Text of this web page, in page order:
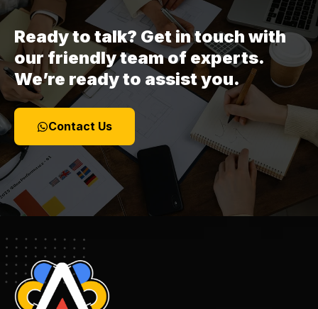
Ready to talk? Get in touch with
our friendly team of experts.
We’re ready to assist you.
Contact Us